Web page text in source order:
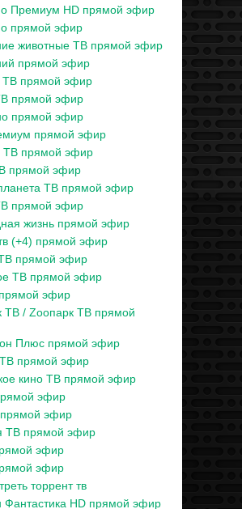
Премиум HD прямой эфир
прямой эфир
животные ТВ прямой эфир
прямой эфир
ТВ прямой эфир
прямой эфир
прямой эфир
прямой эфир
ТВ прямой эфир
прямой эфир
ТВ прямой эфир
прямой эфир
жизнь прямой эфир
(+4) прямой эфир
прямой эфир
ТВ прямой эфир
эфир
ТВ / Zooпарк ТВ прямой
Плюс прямой эфир
прямой эфир
кино ТВ прямой эфир
эфир
эфир
ТВ прямой эфир
эфир
эфир
торрент тв
Фантастика HD прямой эфир